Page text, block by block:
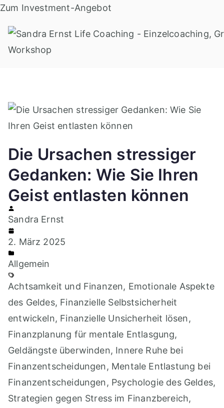
Zum
springen
Zum Investment-Angebot
Die Ursachen stressiger
Gedanken: Wie Sie Ihren
Geist entlasten können
Sandra Ernst
2. März 2025
Allgemein
Achtsamkeit und Finanzen, Emotionale Aspekte
des Geldes, Finanzielle Selbstsicherheit
entwickeln, Finanzielle Unsicherheit lösen,
Finanzplanung für mentale Entlasgung,
Geldängste überwinden, Innere Ruhe bei
Finanzentscheidungen, Mentale Entlastung bei
Finanzentscheidungen, Psychologie des Geldes,
Strategien gegen Stress im Finanzbereich,